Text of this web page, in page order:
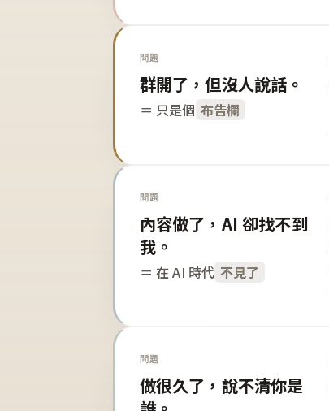
問題
群開了，但沒人說話。
＝ 只是個 布告欄
問題
內容做了，AI 卻找不到
我。
＝ 在 AI 時代 不見了
問題
做很久了，說不清你是